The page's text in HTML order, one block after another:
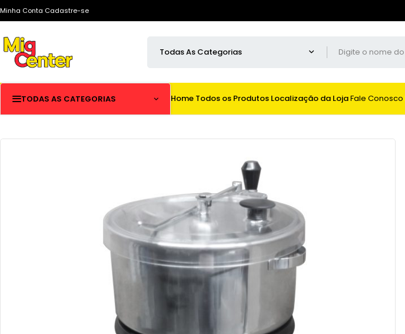
Minha Conta Cadastre-se
TODAS AS CATEGORIAS Home Todos os Produtos Localização da LojaFale Conosco